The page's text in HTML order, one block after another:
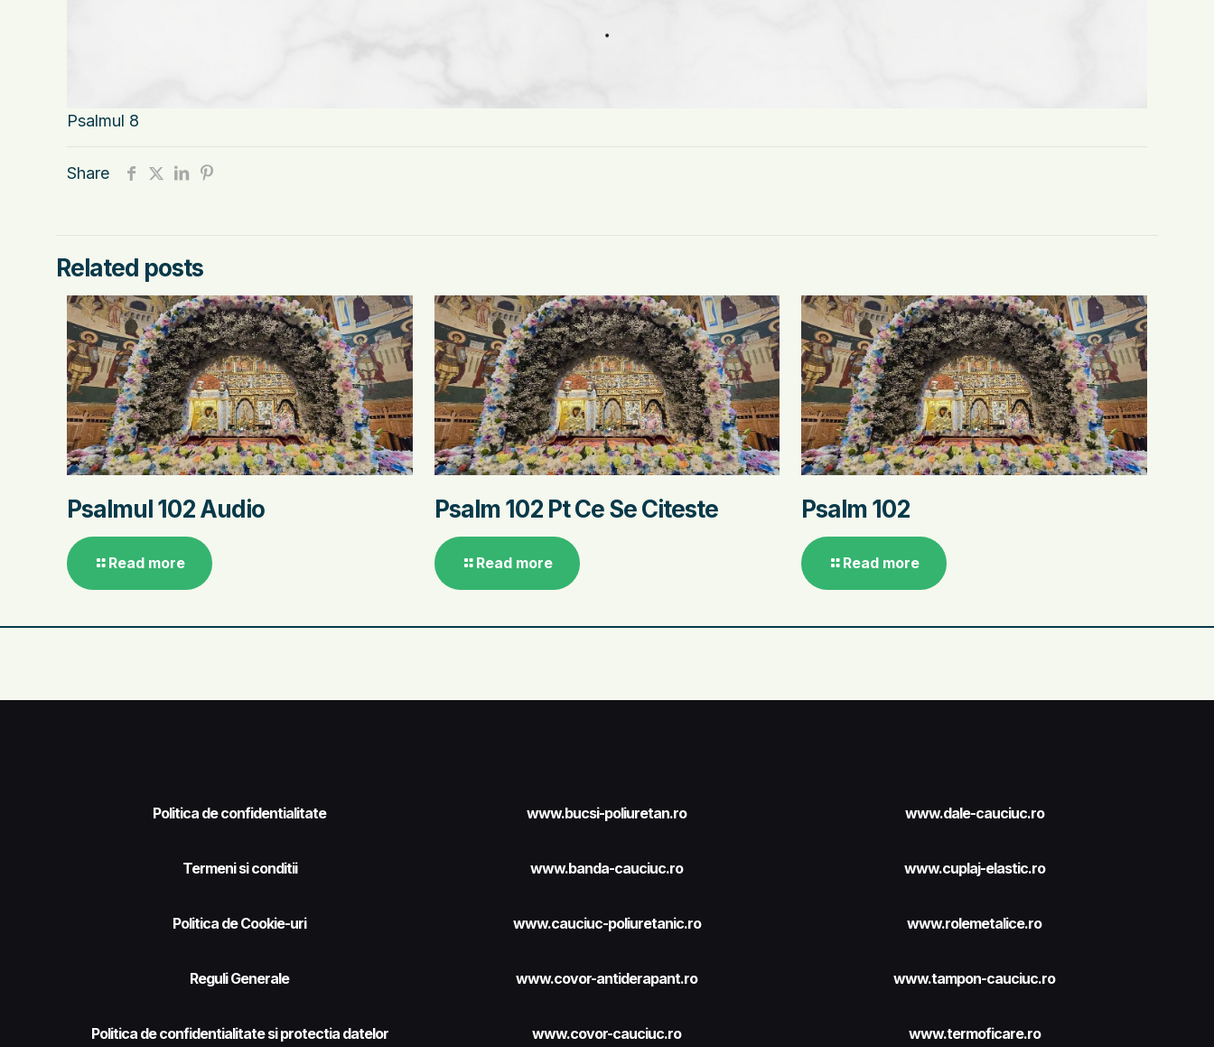
Psalmul 8
Share
Related posts
Psalmul 102 Audio
Read more
Psalm 102 Pt Ce Se Citeste
Read more
Psalm 102
Read more
Politica de confidentialitate
Termeni si conditii
Politica de Cookie-uri
Reguli Generale
Politica de confidentialitate si protectia datelor
www.bucsi-poliuretan.ro
www.banda-cauciuc.ro
www.cauciuc-poliuretanic.ro
www.covor-antiderapant.ro
www.covor-cauciuc.ro
www.dale-cauciuc.ro
www.cuplaj-elastic.ro
www.rolemetalice.ro
www.tampon-cauciuc.ro
www.termoficare.ro